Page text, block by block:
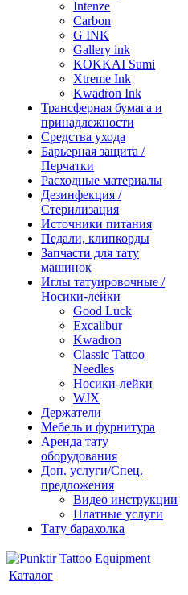
Intenze
Carbon
G INK
Gallery ink
KOKKAI Sumi
Xtreme Ink
Kwadron Ink
Трансферная бумага и
принадлежности
Средства ухода
Барьерная защита /
Перчатки
Расходные материалы
Дезинфекция /
Стерилизация
Источники питания
Педали, клипкорды
Запчасти для тату
машинок
Иглы татуировочные /
Носики-лейки
Good Luck
Excalibur
Kwadron
Classic Tattoo
Needles
Носики-лейки
WJX
Держатели
Мебель и фурнитура
Аренда тату
оборудования
Доп. услуги/Спец.
предложения
Видео инструкции
Платные услуги
Тату барахолка
Каталог